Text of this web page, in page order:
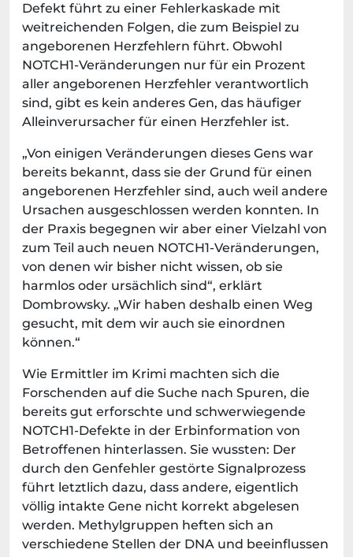
Defekt führt zu einer Fehlerkaskade mit
weitreichenden Folgen, die zum Beispiel zu
angeborenen Herzfehlern führt. Obwohl
NOTCH1-Veränderungen nur für ein Prozent
aller angeborenen Herzfehler verantwortlich
sind, gibt es kein anderes Gen, das häufiger
Alleinverursacher für einen Herzfehler ist.
„Von einigen Veränderungen dieses Gens war
bereits bekannt, dass sie der Grund für einen
angeborenen Herzfehler sind, auch weil andere
Ursachen ausgeschlossen werden konnten. In
der Praxis begegnen wir aber einer Vielzahl von
zum Teil auch neuen NOTCH1-Veränderungen,
von denen wir bisher nicht wissen, ob sie
harmlos oder ursächlich sind“, erklärt
Dombrowsky. „Wir haben deshalb einen Weg
gesucht, mit dem wir auch sie einordnen
können.“
Wie Ermittler im Krimi machten sich die
Forschenden auf die Suche nach Spuren, die
bereits gut erforschte und schwerwiegende
NOTCH1-Defekte in der Erbinformation von
Betroffenen hinterlassen. Sie wussten: Der
durch den Genfehler gestörte Signalprozess
führt letztlich dazu, dass andere, eigentlich
völlig intakte Gene nicht korrekt abgelesen
werden. Methylgruppen heften sich an
verschiedene Stellen der DNA und beeinflussen